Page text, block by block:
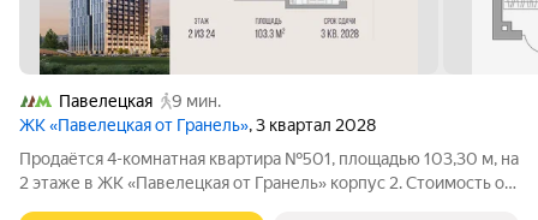
Павелецкая
9 мин.
ЖК «Павелецкая от Гранель», 3 квартал 2028
Продаётся 4-комнатная квартира №501, площадью 103,30 м, на
2 этаже в ЖК «Павелецкая от Гранель» корпус 2. Стоимость от